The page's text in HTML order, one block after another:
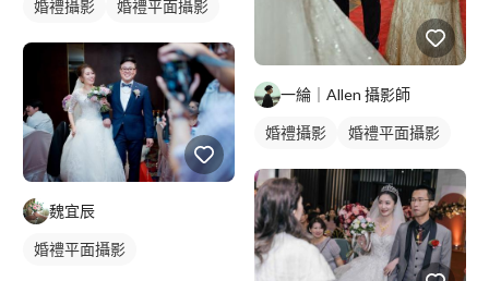
婚禮攝影 婚禮平面攝影
魏宜辰
婚禮平面攝影
一綸｜Allen 攝影師
婚禮攝影 婚禮平面攝影